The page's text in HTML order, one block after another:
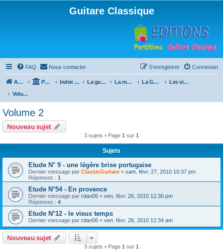
Guitare Classique
FAQ Nous contacter Connexion
S’enregistrer
Accueil Portail Index du forum La guitare : instrument, cours et théorie La méthode à Paulo La Guitare, Paulo da Fontoura
Les vidéos de la méthode
Volume 2
Volume 2
Nouveau sujet
3 sujets • Page 1 sur 1
Sujets
Etude N° 9 - une légère brise portugaise
Dernier message par ClassicGuitare « sam. févr. 27, 2010 10:37 pm
Réponses : 1
Etude N°54 - En provence
Dernier message par rdan06 « ven. févr. 26, 2010 12:30 pm
Réponses : 4
Etude N°12 - le vieux temps
Dernier message par rdan06 « ven. févr. 26, 2010 12:34 am
Nouveau sujet
3 sujets • Page 1 sur 1